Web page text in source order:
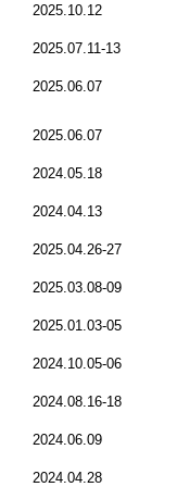
2025.10.12
2025.07.11-13
2025.06.07
2025.06.07
2024.05.18
2024.04.13
2025.04.26-27
2025.03.08-09
2025.01.03-05
2024.10.05-06
2024.08.16-18
2024.06.09
2024.04.28